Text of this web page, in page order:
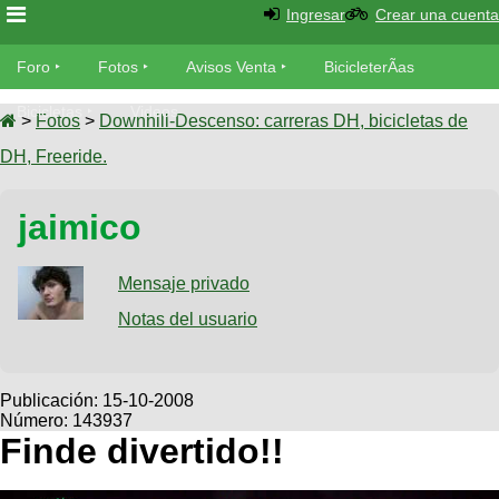
Foro
Foro
TÃ©cnica
Fotos
tu foto
Galeria
XC
Viajes
Descenso
SUBÃ
tu
Buscar
Ultimos
Fotos
BicicleterÃ­
as
Bicicletas
Tandem
Videos
Cicloturismo
Ingresar Crear una cuenta
Foro Fotos Avisos Venta BicicleterÃ­as
Bicicletas Videos
> Fotos > Downhill-Descenso: carreras DH, bicicletas de
DH, Freeride.
jaimico
Mensaje privado
Notas del usuario
Publicación: 15-10-2008
Número: 143937
Finde divertido!!